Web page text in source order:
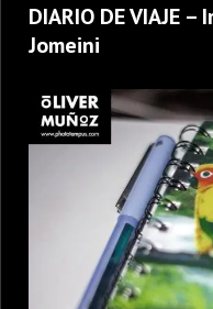
DIARIO DE VIAJE
Jomeini